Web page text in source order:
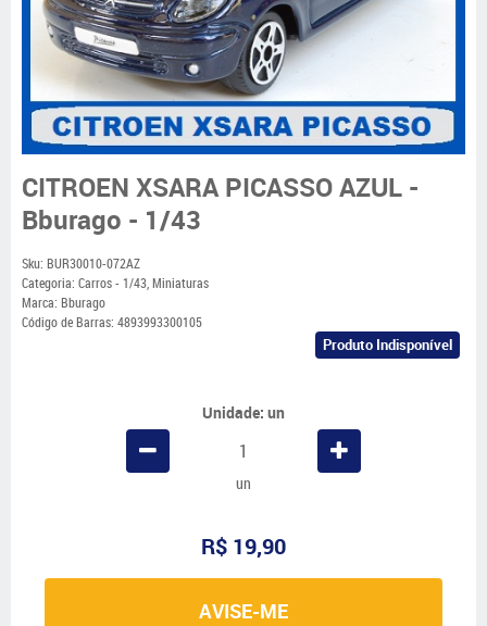
CITROEN XSARA PICASSO AZUL -
Bburago - 1/43
Sku: BUR30010-072AZ
Categoria: Carros - 1/43,Miniaturas
Marca: Bburago
Código de Barras: 4893993300105
Produto Indisponível
Unidade: un
un
R$ 19,90
AVISE-ME